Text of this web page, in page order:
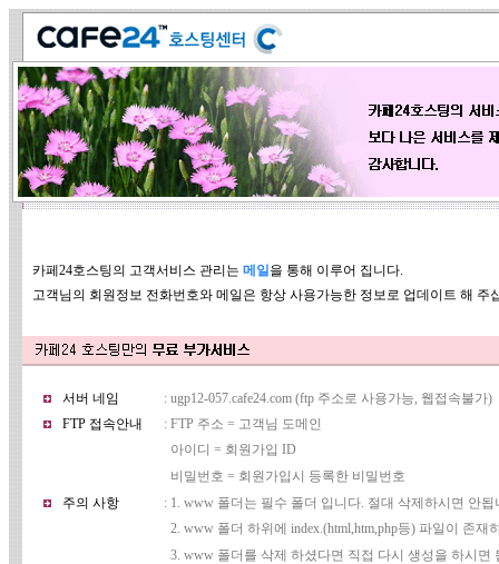
카페24호스팅의 고객서비스 관리는 메일을 통해 이루어 집니다.
고객님의 회원정보 전화번호와 메일은 항상 사용가능한 정보로 업데이트 해 주
서버 네임
: ugp12-057.cafe24.com (ftp 주소로 사용가능, 웹접속불가)
FTP 접속안내
: FTP 주소 = 고객님 도메인
아이디 = 회원가입 ID
비밀번호 = 회원가입시 등록한 비밀번호
주의 사항
: 1. www 폴더는 필수 폴더 입니다. 절대 삭제하시면 안됩
2. www 폴더 하위에 index.(html,htm,php등) 파일이 존재
3. www 폴더를 삭제 하셨다면 직접 다시 생성을 하시면